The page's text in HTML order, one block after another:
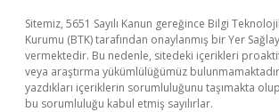
Sitemiz, 5651 Sayılı Kanun gereğince Bilgi
Kurumu (BTK) tarafından onaylanmış bir Yer
vermektedir. Bu nedenle, sitedeki içerikleri
veya araştırma yükümlülüğümüz
yazdıkları içeriklerin sorumluluğunu taşımakta
bu sorumluluğu kabul etmiş sayılırlar.